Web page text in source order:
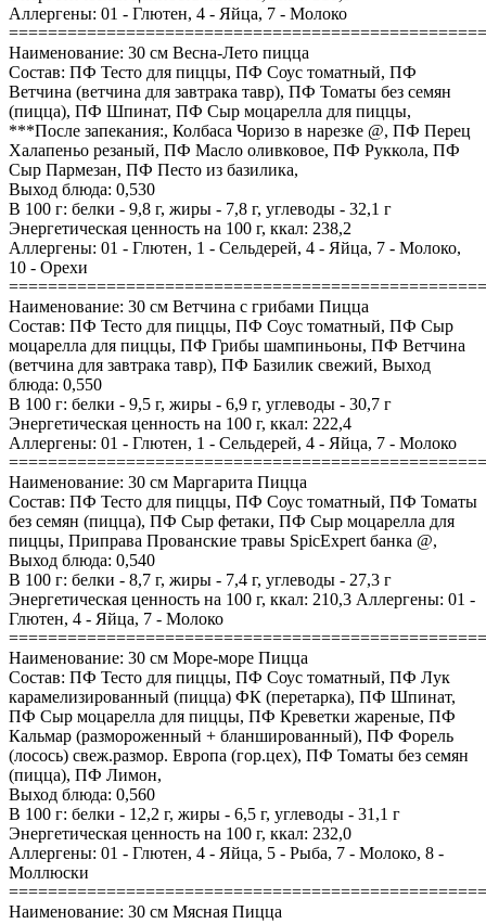
Аллергены: 01 - Глютен, 4 - Яйца, 7 - Молоко
Наименование: 30 см Весна-Лето пицца
Состав: ПФ Тесто для пиццы, ПФ Соус томатный, ПФ
Ветчина (ветчина для завтрака тавр), ПФ Томаты без семян
(пицца), ПФ Шпинат, ПФ Сыр моцарелла для пиццы,
***После запекания:, Колбаса Чоризо в нарезке @, ПФ Перец
Халапеньо резаный, ПФ Масло оливковое, ПФ Руккола, ПФ
Сыр Пармезан, ПФ Песто из базилика,
Выход блюда: 0,530
В 100 г: белки - 9,8 г, жиры - 7,8 г, углеводы - 32,1 г
Энергетическая ценность на 100 г, ккал: 238,2
Аллергены: 01 - Глютен, 1 - Сельдерей, 4 - Яйца, 7 - Молоко,
10 - Орехи
Наименование: 30 см Ветчина с грибами Пицца
Состав: ПФ Тесто для пиццы, ПФ Соус томатный, ПФ Сыр
моцарелла для пиццы, ПФ Грибы шампиньоны, ПФ Ветчина
(ветчина для завтрака тавр), ПФ Базилик свежий, Выход
блюда: 0,550
В 100 г: белки - 9,5 г, жиры - 6,9 г, углеводы - 30,7 г
Энергетическая ценность на 100 г, ккал: 222,4
Аллергены: 01 - Глютен, 1 - Сельдерей, 4 - Яйца, 7 - Молоко
Наименование: 30 см Маргарита Пицца
Состав: ПФ Тесто для пиццы, ПФ Соус томатный, ПФ Томаты
без семян (пицца), ПФ Сыр фетаки, ПФ Сыр моцарелла для
пиццы, Приправа Прованские травы SpicExpert банка @,
Выход блюда: 0,540
В 100 г: белки - 8,7 г, жиры - 7,4 г, углеводы - 27,3 г
Энергетическая ценность на 100 г, ккал: 210,3 Аллергены: 01 -
Глютен, 4 - Яйца, 7 - Молоко
Наименование: 30 см Море-море Пицца
Состав: ПФ Тесто для пиццы, ПФ Соус томатный, ПФ Лук
карамелизированный (пицца) ФК (перетарка), ПФ Шпинат,
ПФ Сыр моцарелла для пиццы, ПФ Креветки жареные, ПФ
Кальмар (размороженный + бланшированный), ПФ Форель
(лосось) свеж.размор. Европа (гор.цех), ПФ Томаты без семян
(пицца), ПФ Лимон,
Выход блюда: 0,560
В 100 г: белки - 12,2 г, жиры - 6,5 г, углеводы - 31,1 г
Энергетическая ценность на 100 г, ккал: 232,0
Аллергены: 01 - Глютен, 4 - Яйца, 5 - Рыба, 7 - Молоко, 8 -
Моллюски
Наименование: 30 см Мясная Пицца